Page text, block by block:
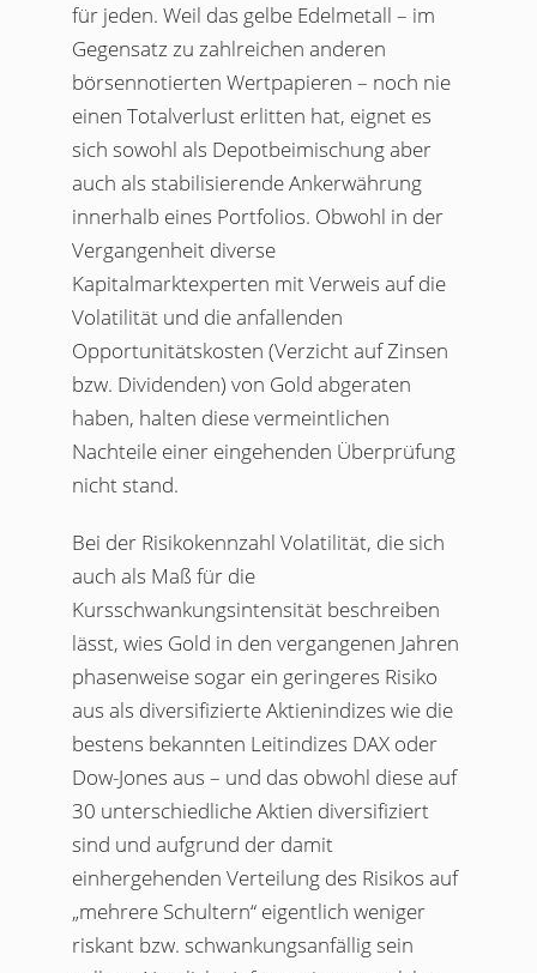
für jeden. Weil das gelbe Edelmetall – im
Gegensatz zu zahlreichen anderen
börsennotierten Wertpapieren – noch nie
einen Totalverlust erlitten hat, eignet es
sich sowohl als Depotbeimischung aber
auch als stabilisierende Ankerwährung
innerhalb eines Portfolios. Obwohl in der
Vergangenheit diverse
Kapitalmarktexperten mit Verweis auf die
Volatilität und die anfallenden
Opportunitätskosten (Verzicht auf Zinsen
bzw. Dividenden) von Gold abgeraten
haben, halten diese vermeintlichen
Nachteile einer eingehenden Überprüfung
nicht stand.
Bei der Risikokennzahl Volatilität, die sich
auch als Maß für die
Kursschwankungsintensität beschreiben
lässt, wies Gold in den vergangenen Jahren
phasenweise sogar ein geringeres Risiko
aus als diversifizierte Aktienindizes wie die
bestens bekannten Leitindizes DAX oder
Dow-Jones aus – und das obwohl diese auf
30 unterschiedliche Aktien diversifiziert
sind und aufgrund der damit
einhergehenden Verteilung des Risikos auf
„mehrere Schultern“ eigentlich weniger
riskant bzw. schwankungsanfällig sein